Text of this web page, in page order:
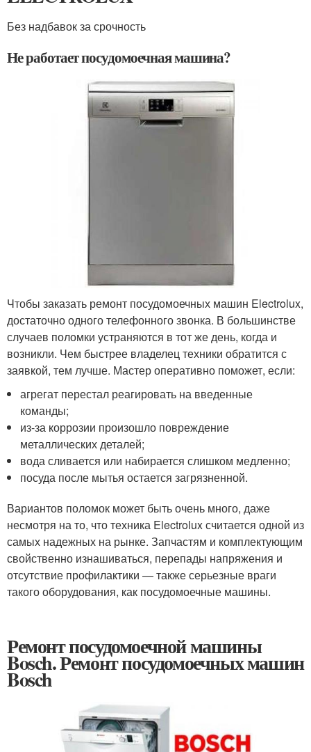
Без надбавок за срочность
Не работает посудомоечная машина?
Чтобы заказать ремонт посудомоечных машин Electrolux,
достаточно одного телефонного звонка. В большинстве
случаев поломки устраняются в тот же день, когда и
возникли. Чем быстрее владелец техники обратится с
заявкой, тем лучше. Мастер оперативно поможет, если:
агрегат перестал реагировать на введенные
команды;
из-за коррозии произошло повреждение
металлических деталей;
вода сливается или набирается слишком медленно;
посуда после мытья остается загрязненной.
Вариантов поломок может быть очень много, даже
несмотря на то, что техника Electrolux считается одной из
самых надежных на рынке. Запчастям и комплектующим
свойственно изнашиваться, перепады напряжения и
отсутствие профилактики — также серьезные враги
такого оборудования, как посудомоечные машины.
Ремонт посудомоечной машины
Bosch. Ремонт посудомоечных машин
Bosch